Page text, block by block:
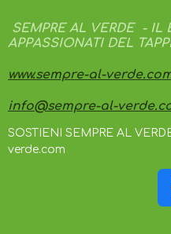
SEMPRE AL VERDE - IL
APPASSIONATI DEL
www.sempre-al-
info@sempre-al-
SOSTIENI SEMPRE AL
verde.com